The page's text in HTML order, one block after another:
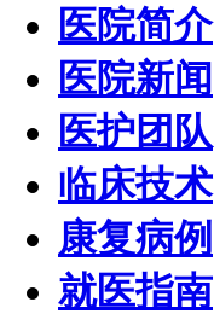
医院简介
医院新闻
医护团队
临床技术
康复病例
就医指南